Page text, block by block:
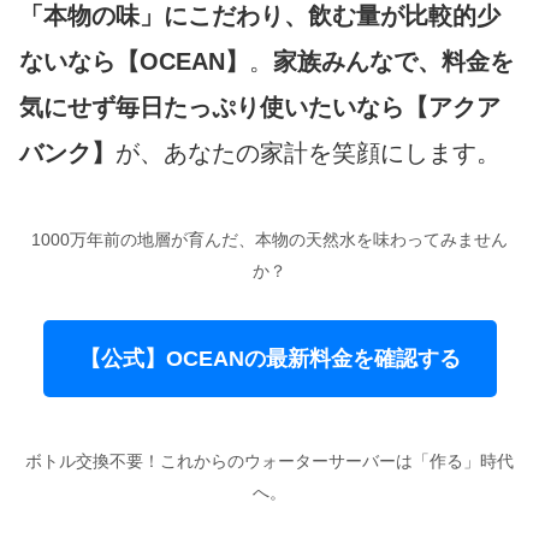
「本物の味」にこだわり、飲む量が比較的少
ないなら【OCEAN】 。 家族みんなで、料金を
気にせず毎日たっぷり使いたいなら【アクア
バンク】 が、あなたの家計を笑顔にします。
1000万年前の地層が育んだ、本物の天然水を味わってみません
か？
【公式】OCEANの最新料金を確認する
ボトル交換不要！これからのウォーターサーバーは「作る」時代
へ。